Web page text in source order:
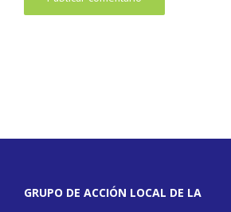
GRUPO DE ACCIÓN LOCAL DE LA